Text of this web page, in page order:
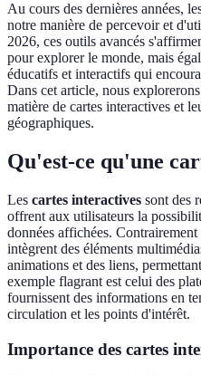
Au cours des dernières années,
notre manière de percevoir et
2026, ces outils avancés
pour explorer le monde, mais
éducatifs et interactifs qui
Dans cet article, nous
matière de cartes interactives et
géographiques.
Qu'est-ce qu'une
Les cartes interactives sont des
offrent aux utilisateurs la
données affichées.
intègrent des éléments
animations et des liens,
exemple flagrant est celui des
fournissent des informations en
circulation et les points d'intérêt.
Importance des cartes